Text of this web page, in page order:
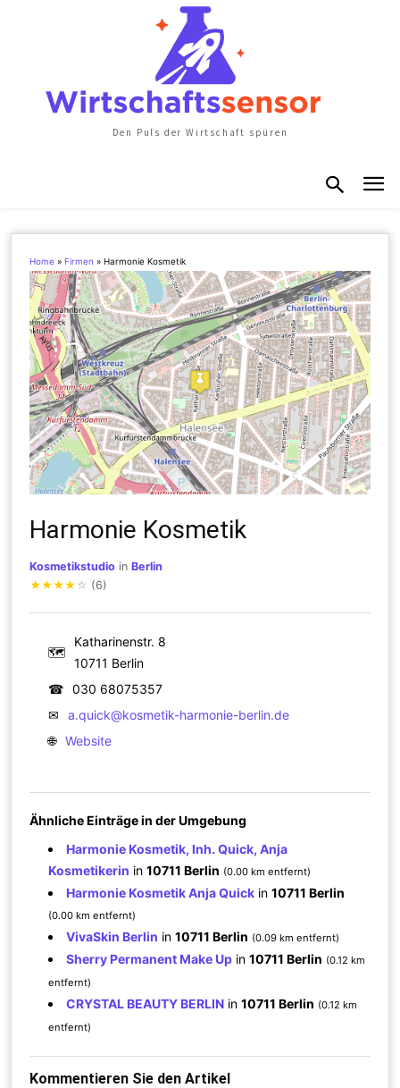
Den Puls der Wirtschaft spüren
Home » Firmen »Harmonie Kosmetik
Harmonie Kosmetik
Kosmetikstudio inBerlin
★★★★ ☆ (6)
🗺
Katharinenstr. 8
10711 Berlin
☎
030 68075357
✉
a.quick@kosmetik-harmonie-berlin.de
🌐 Website
Ähnliche Einträge in der Umgebung
Harmonie Kosmetik, Inh. Quick, Anja
Kosmetikerin in10711 Berlin (0.00 km entfernt)
Harmonie Kosmetik Anja Quick in10711 Berlin
(0.00 km entfernt)
VivaSkin Berlin in10711 Berlin (0.09 km entfernt)
Sherry Permanent Make Up in10711 Berlin (0.12 km
entfernt)
CRYSTAL BEAUTY BERLIN in10711 Berlin (0.12 km
entfernt)
Kommentieren Sie den Artikel